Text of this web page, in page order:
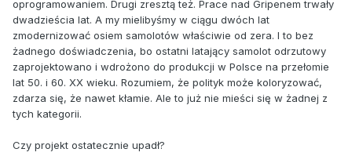
oprogramowaniem. Drugi zresztą też. Prace nad Gripenem trwały
dwadzieścia lat. A my mielibyśmy w ciągu dwóch lat
zmodernizować osiem samolotów właściwie od zera. I to bez
żadnego doświadczenia, bo ostatni latający samolot odrzutowy
zaprojektowano i wdrożono do produkcji w Polsce na przełomie
lat 50. i 60. XX wieku. Rozumiem, że polityk może koloryzować,
zdarza się, że nawet kłamie. Ale to już nie mieści się w żadnej z
tych kategorii.
Czy projekt ostatecznie upadł?